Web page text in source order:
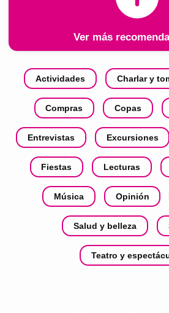
Ver más
Actividades Charlar y
Compras Copas
Entrevistas Excursiones
Fiestas Lecturas
Música Opinión
Salud y belleza
Teatro y